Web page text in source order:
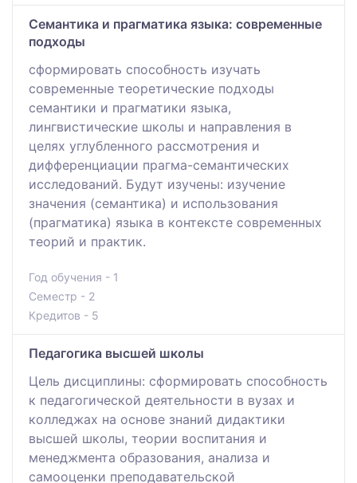
Семантика и прагматика языка: современные
подходы
сформировать способность изучать
современные теоретические подходы
семантики и прагматики языка,
лингвистические школы и направления в
целях углубленного рассмотрения и
дифференциации прагма-семантических
исследований. Будут изучены: изучение
значения (семантика) и использования
(прагматика) языка в контексте современных
теорий и практик.
Год обучения - 1
Семестр - 2
Кредитов - 5
Педагогика высшей школы
Цель дисциплины: сформировать способность
к педагогической деятельности в вузах и
колледжах на основе знаний дидактики
высшей школы, теории воспитания и
менеджмента образования, анализа и
самооценки преподавательской